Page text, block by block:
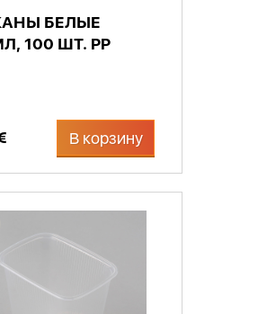
БЕЛЫЕ
100 ШТ. PP
В корзину